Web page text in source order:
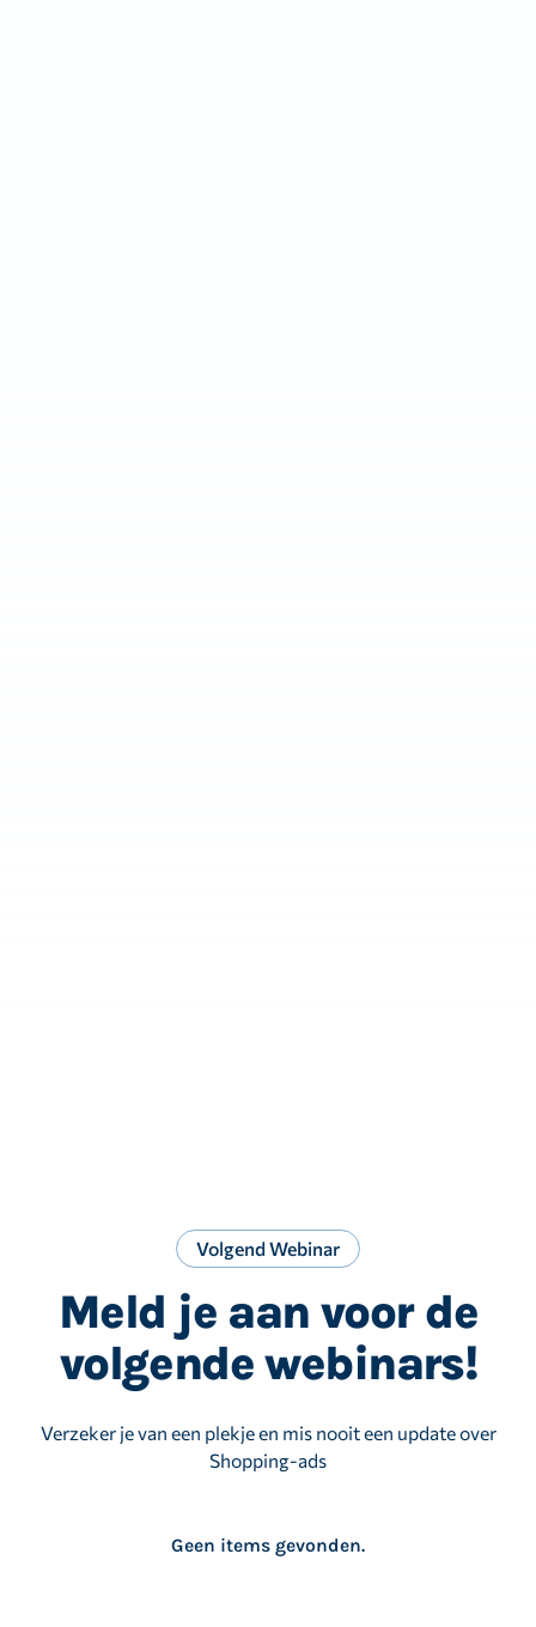
Volgend Webinar
Meld je aan voor de
volgende webinars!
Verzeker je van een plekje en mis nooit een update over
Shopping-ads
Geen items gevonden.